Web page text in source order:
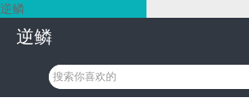
逆鳞
逆鳞